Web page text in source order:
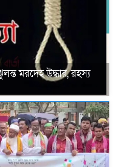
ঝুলন্ত মরদেহ উদ্ধার, রহস্য